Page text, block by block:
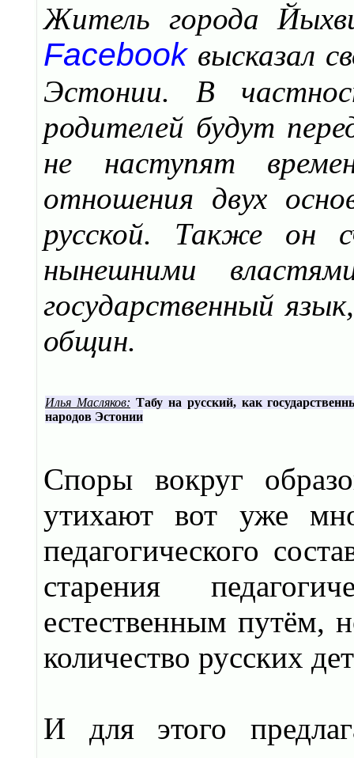
Житель города
Facebookвысказал
Эстонии. В
родителей будут
не наступят
отношения двух
русской. Также он
нынешними
государственный
общин.
Илья Масляков: Табу на русский, как
народов Эстонии
Споры вокруг
утихают вот уже
педагогического
старения
естественным путём,
количество русских
И для этого